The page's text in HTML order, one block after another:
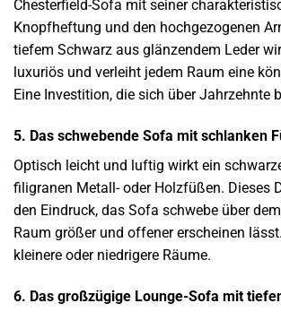
Chesterfield-Sofa mit seiner
Knopfheftung und den hochgezogenen
tiefem Schwarz aus glänzendem Leder
luxuriös und verleiht jedem Raum eine
Eine Investition, die sich über Jahrzehnte
5. Das schwebende Sofa mit schlanken
Optisch leicht und luftig wirkt ein
filigranen Metall- oder Holzfüßen. Dieses
den Eindruck, das Sofa schwebe über
Raum größer und offener erscheinen
kleinere oder niedrigere Räume.
6. Das großzügige Lounge-Sofa mit